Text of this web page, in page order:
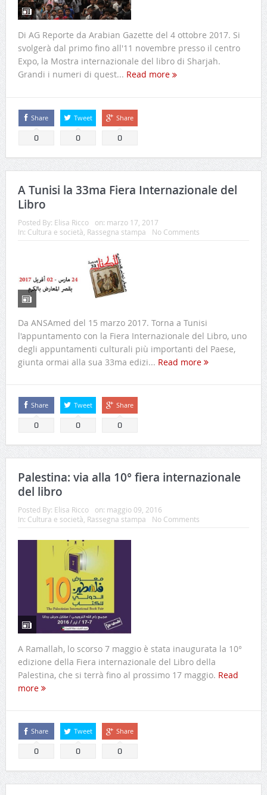
Di AG Reporte da Arabian Gazette del 4 ottobre 2017. Si
svolgerà dal primo fino all'11 novembre presso il centro
Expo, la Mostra internazionale del libro di Sharjah.
Grandi i numeri di quest... Read more
Share
0
Tweet
0
Share
0
A Tunisi la 33ma Fiera Internazionale del
Libro
Posted By: Elisa Ricco on: marzo 17, 2017
In: Cultura e società Rassegna stampa No Comments
Da ANSAmed del 15 marzo 2017. Torna a Tunisi
l'appuntamento con la Fiera Internazionale del Libro, uno
degli appuntamenti culturali più importanti del Paese,
giunta ormai alla sua 33ma edizi... Read more
Share
0
Tweet
0
Share
0
Palestina: via alla 10° fiera internazionale
del libro
Posted By: Elisa Ricco on: maggio 09, 2016
In: Cultura e società, Rassegna stampa No Comments
A Ramallah, lo scorso 7 maggio è stata inaugurata la 10°
edizione della Fiera internazionale del Libro della
Palestina, che si terrà fino al prossimo 17 maggio. Read
more
Share
0
Tweet
0
Share
0